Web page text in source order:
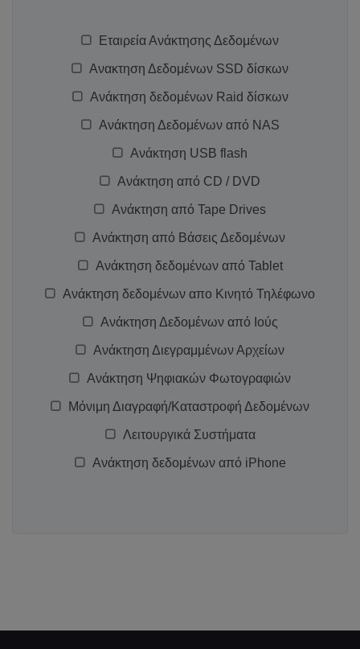
Εταιρεία Ανάκτησης Δεδομένων
Ανακτηση Δεδομένων SSD δίσκων
Ανάκτηση δεδομένων Raid δίσκων
Ανάκτηση Δεδομένων από NAS
Ανάκτηση USB flash
Ανάκτηση από CD / DVD
Ανάκτηση από Tape Drives
Ανάκτηση από Βάσεις Δεδομένων
Ανάκτηση δεδομένων από Tablet
Ανάκτηση δεδομένων απο Κινητό Τηλέφωνο
Ανάκτηση Δεδομένων από Ιούς
Ανάκτηση Διεγραμμένων Αρχείων
Ανάκτηση Ψηφιακών Φωτογραφιών
Μόνιμη Διαγραφή/Καταστροφή Δεδομένων
Λειτουργικά Συστήματα
Ανάκτηση δεδομένων από iPhone